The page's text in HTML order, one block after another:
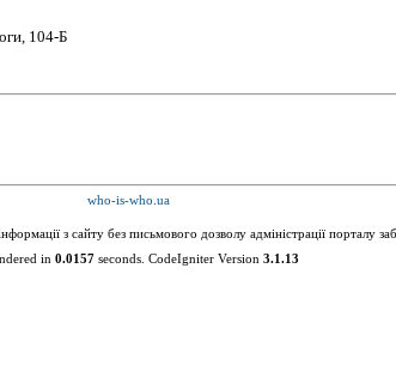
104-Б
who-is-who.ua
з сайту без письмового дозволу адміністрації порталу
in 0.0157seconds. CodeIgniter Version 3.1.13